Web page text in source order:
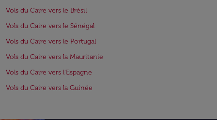
Vols du Caire vers le Brésil
Vols du Caire vers le Sénégal
Vols du Caire vers le Portugal
Vols du Caire vers la Mauritanie
Vols du Caire vers l'Espagne
Vols du Caire vers la Guinée